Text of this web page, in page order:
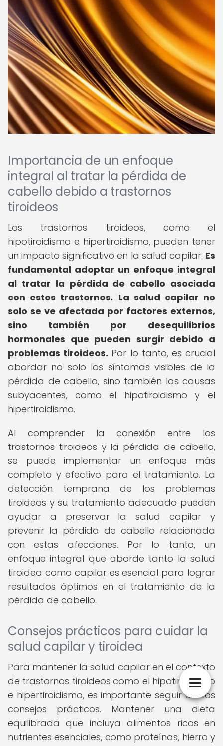
Importancia de un enfoque
integral al tratar la pérdida de
cabello debido a trastornos
tiroideos
Los trastornos tiroideos, como el
hipotiroidismo e hipertiroidismo, pueden tener
un impacto significativo en la salud capilar. Es
fundamental adoptar un enfoque integral
al tratar la pérdida de cabello asociada
con estos trastornos. La salud capilar no
solo se ve afectada por factores externos,
sino también por desequilibrios
hormonales que pueden surgir debido a
problemas tiroideos. Por lo tanto, es crucial
abordar no solo los síntomas visibles de la
pérdida de cabello, sino también las causas
subyacentes, como el hipotiroidismo y el
hipertiroidismo.
Al comprender la conexión entre los
trastornos tiroideos y la pérdida de cabello,
se puede implementar un enfoque más
completo y efectivo para el tratamiento. La
detección temprana de los problemas
tiroideos y su tratamiento adecuado pueden
ayudar a preservar la salud capilar y
prevenir la pérdida de cabello relacionada
con estas afecciones. Por lo tanto, un
enfoque integral que aborde tanto la salud
tiroidea como capilar es esencial para lograr
resultados óptimos en el tratamiento de la
pérdida de cabello.
Consejos prácticos para cuidar la
salud capilar y tiroidea
Para mantener la salud capilar en el contexto
de trastornos tiroideos como el hipotiroidismo
e hipertiroidismo, es importante seguir ciertos
consejos prácticos. Mantener una dieta
equilibrada que incluya alimentos ricos en
nutrientes esenciales, como proteínas, hierro y